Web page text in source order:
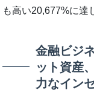
も高い20,677%に達
金融ビジ
ット資産
力なイン